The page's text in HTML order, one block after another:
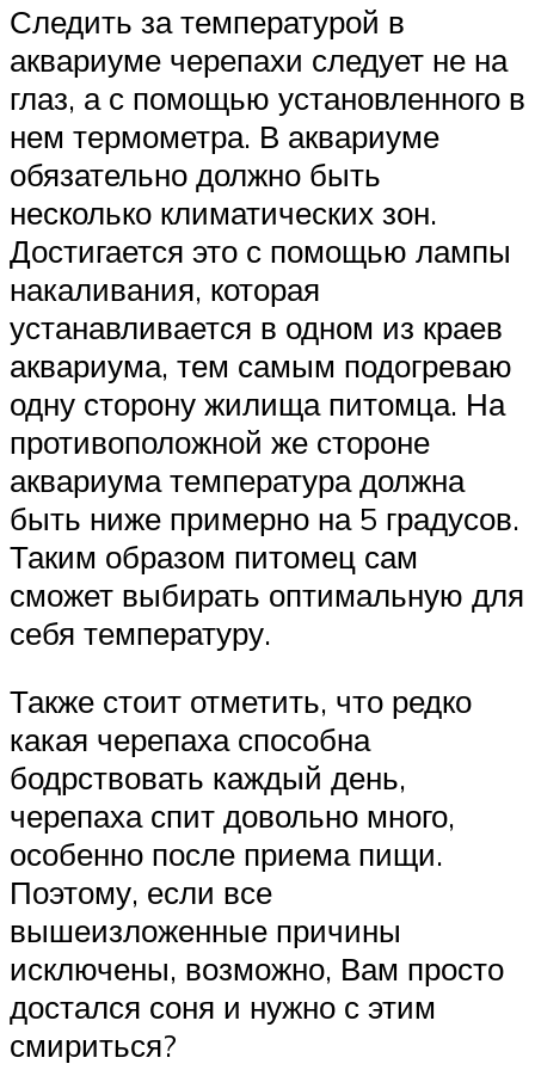
Следить за температурой в
аквариуме черепахи следует не на
глаз, а с помощью установленного в
нем термометра. В аквариуме
обязательно должно быть
несколько климатических зон.
Достигается это с помощью лампы
накаливания, которая
устанавливается в одном из краев
аквариума, тем самым подогреваю
одну сторону жилища питомца. На
противоположной же стороне
аквариума температура должна
быть ниже примерно на 5 градусов.
Таким образом питомец сам
сможет выбирать оптимальную для
себя температуру.
Также стоит отметить, что редко
какая черепаха способна
бодрствовать каждый день,
черепаха спит довольно много,
особенно после приема пищи.
Поэтому, если все
вышеизложенные причины
исключены, возможно, Вам просто
достался соня и нужно с этим
смириться?